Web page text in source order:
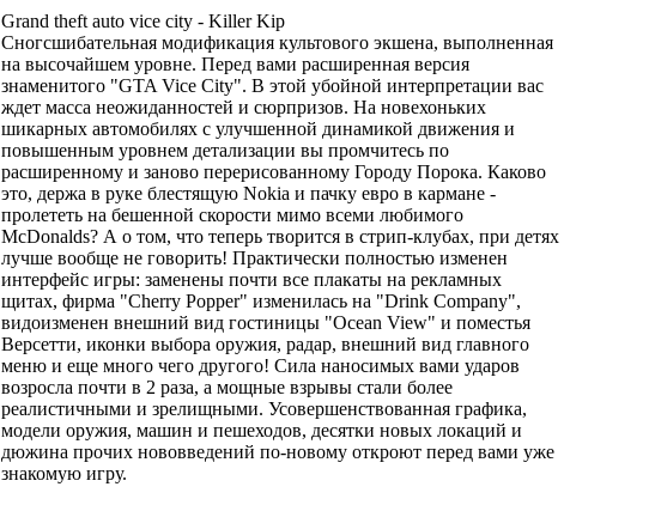
Grand theft auto vice city - Killer Kip
Сногсшибательная модификация культового экшена, выполненная
на высочайшем уровне. Перед вами расширенная версия
знаменитого "GTA Vice City". В этой убойной интерпретации вас
ждет масса неожиданностей и сюрпризов. На новехоньких
шикарных автомобилях с улучшенной динамикой движения и
повышенным уровнем детализации вы промчитесь по
расширенному и заново перерисованному Городу Порока. Каково
это, держа в руке блестящую Nokia и пачку евро в кармане -
пролететь на бешенной скорости мимо всеми любимого
McDonalds? А о том, что теперь творится в стрип-клубах, при детях
лучше вообще не говорить! Практически полностью изменен
интерфейс игры: заменены почти все плакаты на рекламных
щитах, фирма "Cherry Popper" изменилась на "Drink Company",
видоизменен внешний вид гостиницы "Ocean View" и поместья
Версетти, иконки выбора оружия, радар, внешний вид главного
меню и еще много чего другого! Сила наносимых вами ударов
возросла почти в 2 раза, а мощные взрывы стали более
реалистичными и зрелищными. Усовершенствованная графика,
модели оружия, машин и пешеходов, десятки новых локаций и
дюжина прочих нововведений по-новому откроют перед вами уже
знакомую игру.